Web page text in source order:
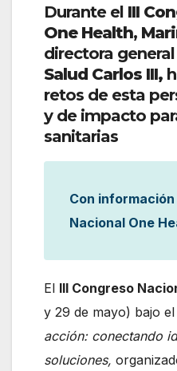
Durante el III
One Health,
directora
Salud Carlos III,
retos de esta
y de impacto
sanitarias
Con
Nacional One
El III Congreso
y 29 de mayo) bajo
acción: conectando
soluciones,